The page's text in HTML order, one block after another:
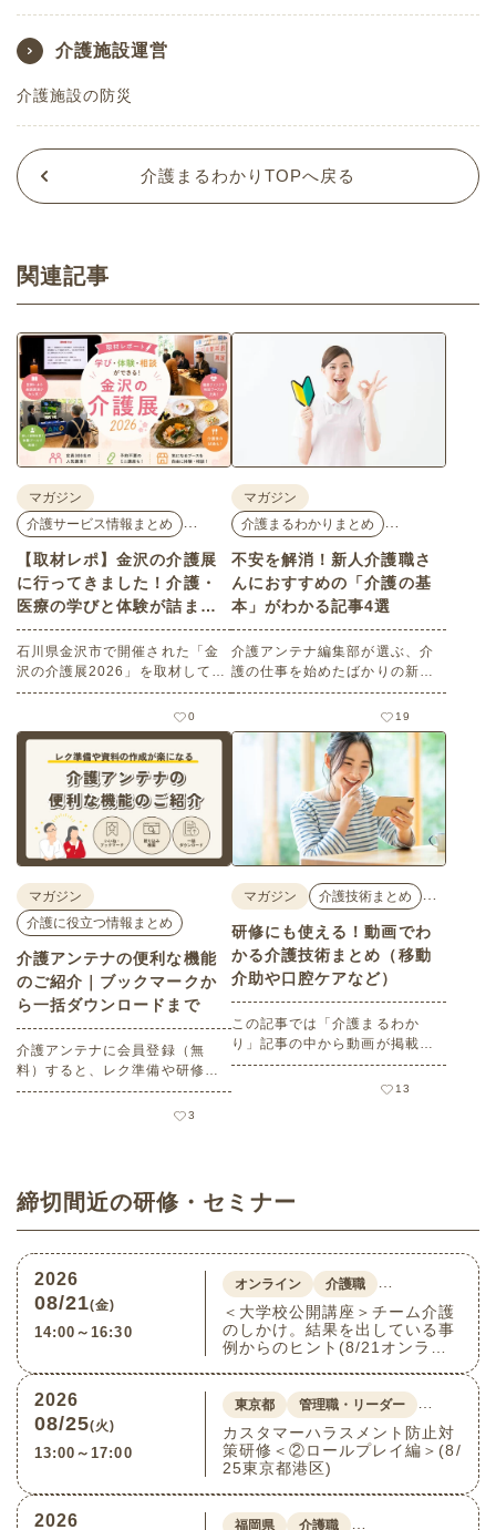
介護施設運営
介護施設の防災
介護まるわかりTOPへ戻る
関連記事
マガジン
介護サービス情報まとめ
…
【取材レポ】金沢の介護展
に行ってきました！介護・
医療の学びと体験が詰まっ
た1日。
石川県金沢市で開催された「金
沢の介護展2026」を取材してき
ました。医師による人気講演か
ら、気軽に参加できるミニ講
座、体験型の企業ブースまで、
介護・医療・健康の“学び・体
験・相談”が一度にできる、見ど
ころ満載のイベントの様子をレ
ポートします。
0
マガジン
介護まるわかりまとめ
…
不安を解消！新人介護職さ
んにおすすめの「介護の基
本」がわかる記事4選
介護アンテナ編集部が選ぶ、介
護の仕事を始めたばかりの新人
介護職さんにおすすめの記事を
ご紹介します。基本的な心構え
やマナー、言葉遣いなど、最低
限覚えておきたい知識が盛りだ
くさんです。介護職になったば
かりの方だけでなく、改めて基
本を振り返りたい方にもおすす
めです。
19
マガジン
介護に役立つ情報まとめ
介護アンテナの便利な機能
のご紹介｜ブックマークか
ら一括ダウンロードまで
介護アンテナに会員登録（無
料）すると、レク準備や研修資
料の収集がぐっと楽になる便利
機能が使えるようになります。
素材に素早くたどり着くコツ、
そして素材の一括ダウンロード
方法をわかりやすく解説しま
す。
3
マガジン 介護技術まとめ …
研修にも使える！動画でわ
かる介護技術まとめ（移動
介助や口腔ケアなど）
この記事では「介護まるわか
り」記事の中から動画が掲載さ
れている記事をご紹介します。
13
締切間近の研修・セミナー
2026
08/21(金)
14:00～16:30
オンライン 介護職
…
＜大学校公開講座＞チーム介護
のしかけ。結果を出している事
例からのヒント(8/21オンライ
2026
08/25(火)
13:00～17:00
東京都 管理職・リーダー
…
カスタマーハラスメント防止対
策研修＜②ロールプレイ編＞(8/
25東京都港区)
2026 福岡県 介護職 …